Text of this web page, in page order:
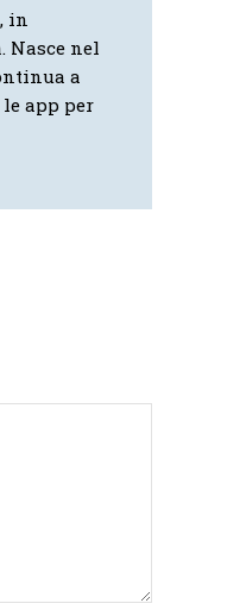
in
nel
a
app per